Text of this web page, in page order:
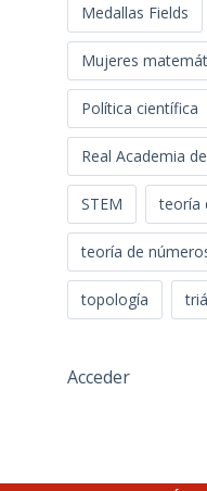
Medallas Fields
Mujeres
Política científica
Real Academia
STEM teoría
teoría de
topología
Acceder